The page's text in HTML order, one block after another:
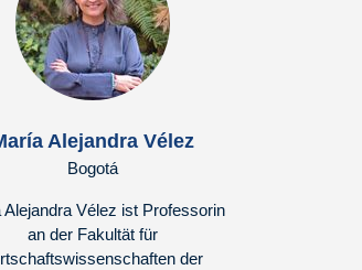
Alejandra Vélez
Bogotá
Alejandra Vélez ist Professorin
an der Fakultät für
der